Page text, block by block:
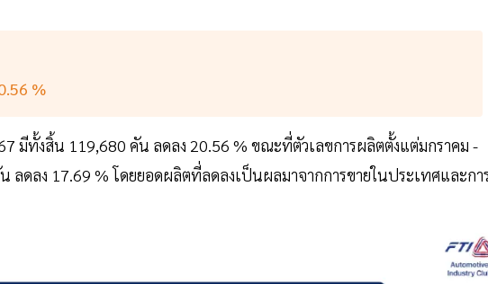
%
มีทั้งสิ้น 119,680 คัน ลดลง 20.56 % ขณะที่ตัวเลขการผลิตตั้งแต่มกราคม -
ดลง 17.69 % โดยยอดผลิตที่ลดลงเป็นผลมาจากการขายในประเทศและกา